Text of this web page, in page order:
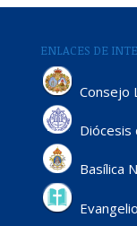
ENLACES DE
Consejo
Diócesis
Basílica